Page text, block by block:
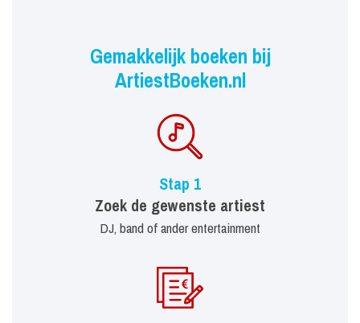
Gemakkelijk boeken bij
ArtiestBoeken.nl
Stap 1
Zoek de gewenste artiest
DJ, band of ander entertainment